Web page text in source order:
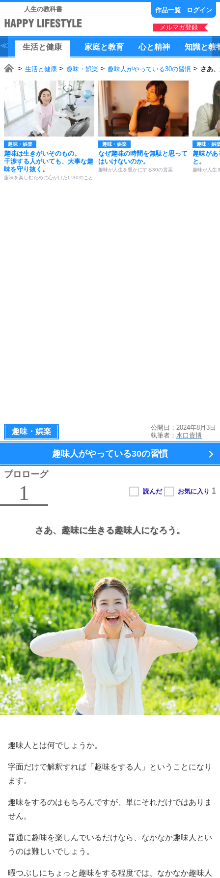
人生の教科書 作品一覧 ログイン
メルマガ登録
生活と健康 家庭と教育 心と精神 知識と教
生活と健康 趣味・娯楽 趣味人がやっている30の習慣 さあ
趣味・娯楽
趣味は生きがいそのもの。
干渉する人がいても、大事な趣
味を守り抜く。
趣味を楽しむために心がけたい30のこと
趣味・娯楽
なぜ趣味の時間を無駄と思って
はいけないのか。
趣味が人生を豊かにする30の言葉
趣味・娯
趣味があ
と。
趣味が人生
趣味・娯楽
公開日：2024年8月3日
執筆者： 水口貴博
趣味人がやっている30の習慣
プロローグ
1
さあ、 趣味に生きる趣味人になろう。
趣味人とは何でしょうか。
字面だけで解釈すれば「趣味をする人」ということになり
ます。
趣味をするのはもちろんですが、単にそれだけではありま
せん。
普通に趣味を楽しんでいるだけなら、なかなか趣味人とい
うのは難しいでしょう。
暇つぶしにちょっと趣味をする程度では、なかなか趣味人